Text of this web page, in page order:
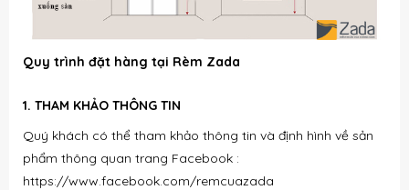
Quy trình đặt hàng tại Rèm Zada
1. THAM KHẢO THÔNG TIN
Quý khách có thể tham khảo thông tin và định hình về sản
phẩm thông quan trang Facebook :
https://www.facebook.com/remcuazada